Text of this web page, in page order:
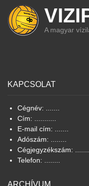
A magyar
KAPCSOLAT
Cégnév: .......
Cím: ...........
E-mail cím: .......
Adószám: ........
Cégjegyzékszám: .......
Telefon: ........
ARCHÍVUM